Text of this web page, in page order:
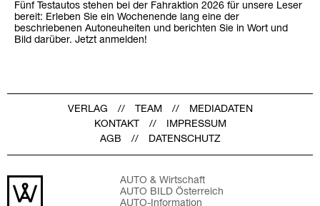
Fünf Testautos stehen bei der Fahraktion 2026 für unsere Leser
bereit: Erleben Sie ein Wochenende lang eine der
beschriebenen Autoneuheiten und berichten Sie in Wort und
Bild darüber. Jetzt anmelden!
VERLAG TEAM
MEDIADATEN
KONTAKT
IMPRESSUM
AGB
DATENSCHUTZ
AUTO & Wirtschaft
AUTO BILD Österreich
AUTO-Information